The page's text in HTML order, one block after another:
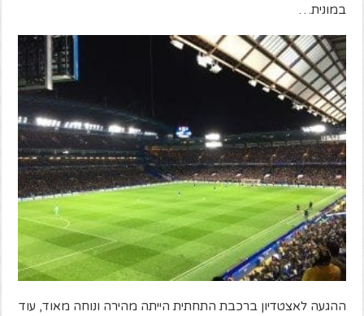
במונית…
ההגעה לאצטדיון ברכבת התחתית הייתה מהירה ונוחה מאוד, עוד